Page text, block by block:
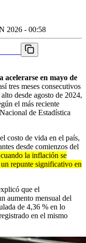
2026 - 00:58
en mayo de
tres meses consecutivos
desde agosto de 2024,
el más reciente
de Estadística
costo de vida en el país,
desde comienzos del
la inflación se
repunte significativo en
que el
aumento mensual del
de 4,36 % en lo
en el mismo